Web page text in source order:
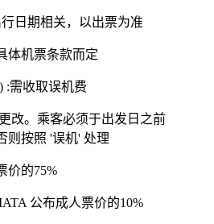
日期相关，以出票为准
体机票条款而定
:需收取误机费
改。乘客必须于出发日之前
则按照 '误机' 处理
价的75%
公布成人票价的10%